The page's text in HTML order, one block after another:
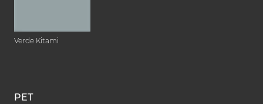
Verde Kitami
PET